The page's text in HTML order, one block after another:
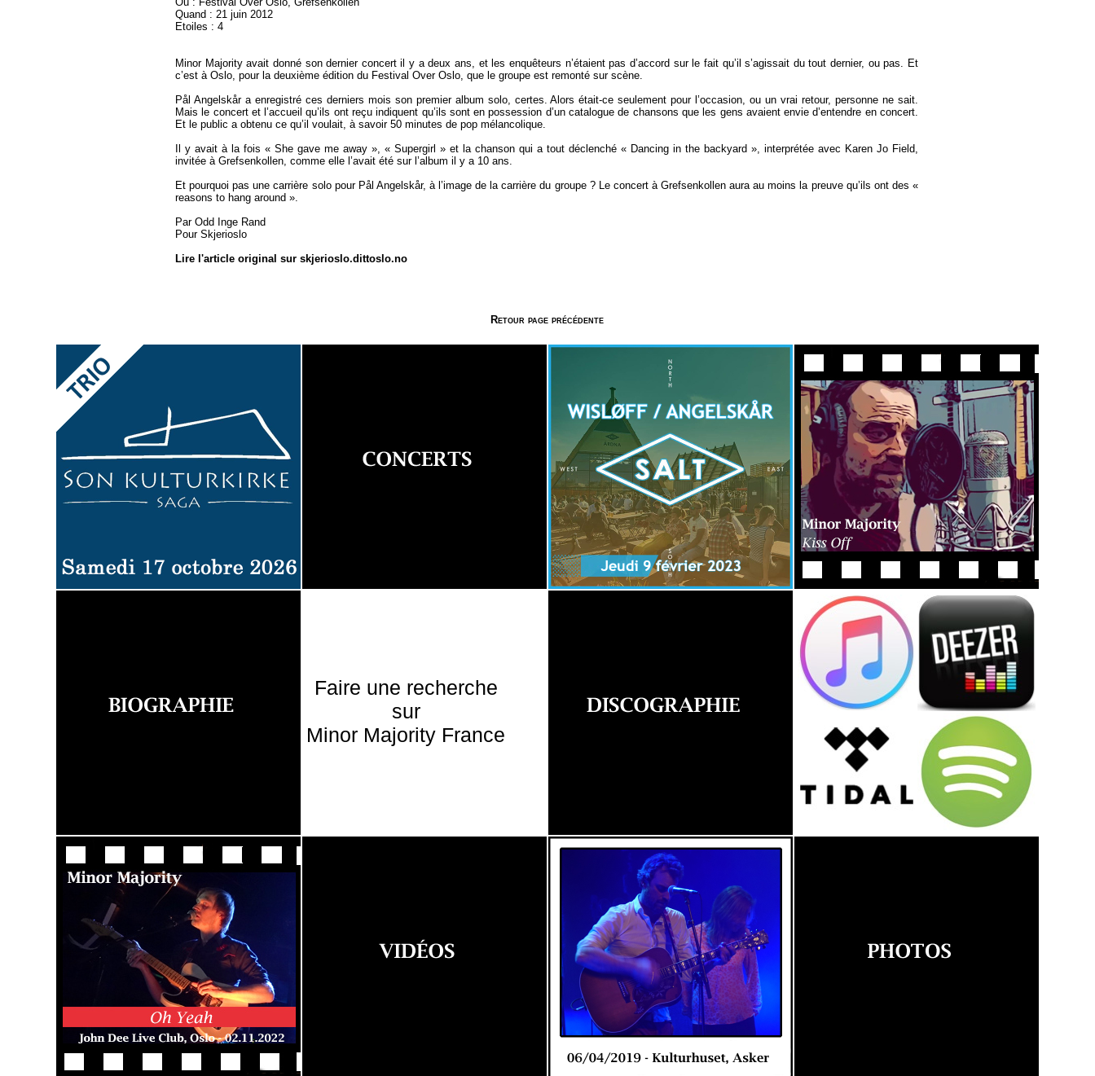
Quand : 21 juin 2012
Etoiles : 4
Minor Majority avait donné son dernier concert il y a deux ans, et les enquêteurs n’étaient pas d’accord sur le fait qu’il s’agissait du tout dernier, ou pas. Et
c’est à Oslo, pour la deuxième édition du Festival Over Oslo, que le groupe est remonté sur scène.
Pål Angelskår a enregistré ces derniers mois son premier album solo, certes. Alors était-ce seulement pour l’occasion, ou un vrai retour, personne ne sait.
Mais le concert et l’accueil qu’ils ont reçu indiquent qu’ils sont en possession d’un catalogue de chansons que les gens avaient envie d’entendre en concert.
Et le public a obtenu ce qu’il voulait, à savoir 50 minutes de pop mélancolique.
Il y avait à la fois « She gave me away », « Supergirl » et la chanson qui a tout déclenché « Dancing in the backyard », interprétée avec Karen Jo Field,
invitée à Grefsenkollen, comme elle l’avait été sur l’album il y a 10 ans.
Et pourquoi pas une carrière solo pour Pål Angelskår, à l’image de la carrière du groupe ? Le concert à Grefsenkollen aura au moins la preuve qu’ils ont des «
reasons to hang around ».
Par Odd Inge Rand
Pour Skjerioslo
Lire l'article original sur skjerioslo.dittoslo.no
Retour page précédente
Faire une recherche
sur
Minor Majority France